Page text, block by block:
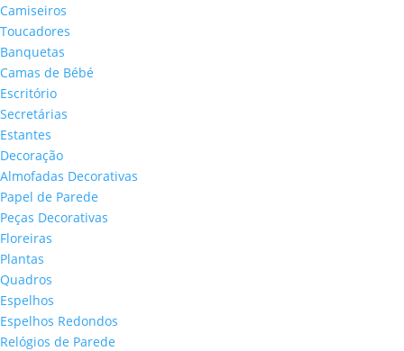
Camiseiros
Toucadores
Banquetas
Camas de Bébé
Escritório
Secretárias
Estantes
Decoração
Almofadas Decorativas
Papel de Parede
Peças Decorativas
Floreiras
Plantas
Quadros
Espelhos
Espelhos Redondos
Relógios de Parede